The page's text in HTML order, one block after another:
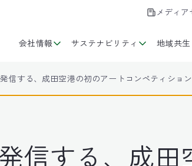
メディ
会社情報 サステナビリティ 地域共生
信する、成田空港の初のアートコンペティショ
信する、成